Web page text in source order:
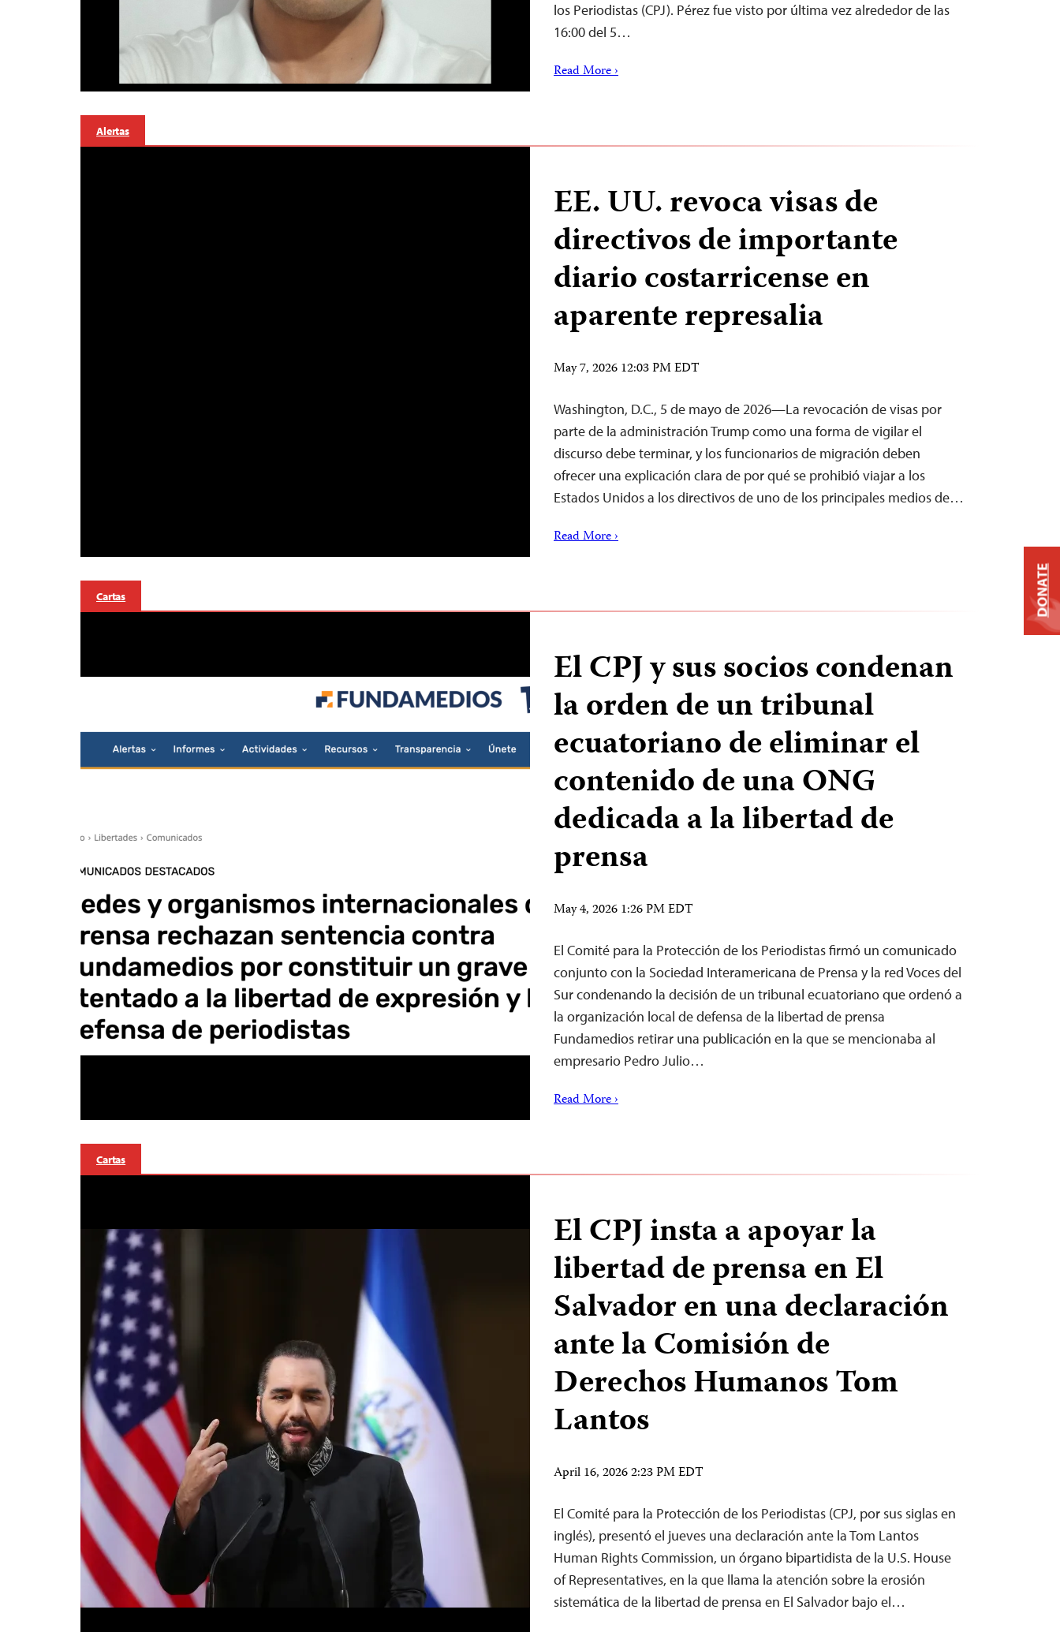
los Periodistas (CPJ). Pérez fue visto por última vez alrededor de las
16:00 del 5…
Read More ›
Alertas
EE. UU. revoca visas de
directivos de importante
diario costarricense en
aparente represalia
May 7, 2026 12:03 PM EDT
Washington, D.C., 5 de mayo de 2026—La revocación de visas por
parte de la administración Trump como una forma de vigilar el
discurso debe terminar, y los funcionarios de migración deben
ofrecer una explicación clara de por qué se prohibió viajar a los
Estados Unidos a los directivos de uno de los principales medios de…
Read More ›
Cartas
El CPJ y sus socios condenan
la orden de un tribunal
ecuatoriano de eliminar el
contenido de una ONG
dedicada a la libertad de
prensa
May 4, 2026 1:26 PM EDT
El Comité para la Protección de los Periodistas firmó un comunicado
conjunto con la Sociedad Interamericana de Prensa y la red Voces del
Sur condenando la decisión de un tribunal ecuatoriano que ordenó a
la organización local de defensa de la libertad de prensa
Fundamedios retirar una publicación en la que se mencionaba al
empresario Pedro Julio…
Read More ›
Cartas
El CPJ insta a apoyar la
libertad de prensa en El
Salvador en una declaración
ante la Comisión de
Derechos Humanos Tom
Lantos
April 16, 2026 2:23 PM EDT
El Comité para la Protección de los Periodistas (CPJ, por sus siglas en
inglés), presentó el jueves una declaración ante la Tom Lantos
Human Rights Commission, un órgano bipartidista de la U.S. House
of Representatives, en la que llama la atención sobre la erosión
sistemática de la libertad de prensa en El Salvador bajo el…
DONATE